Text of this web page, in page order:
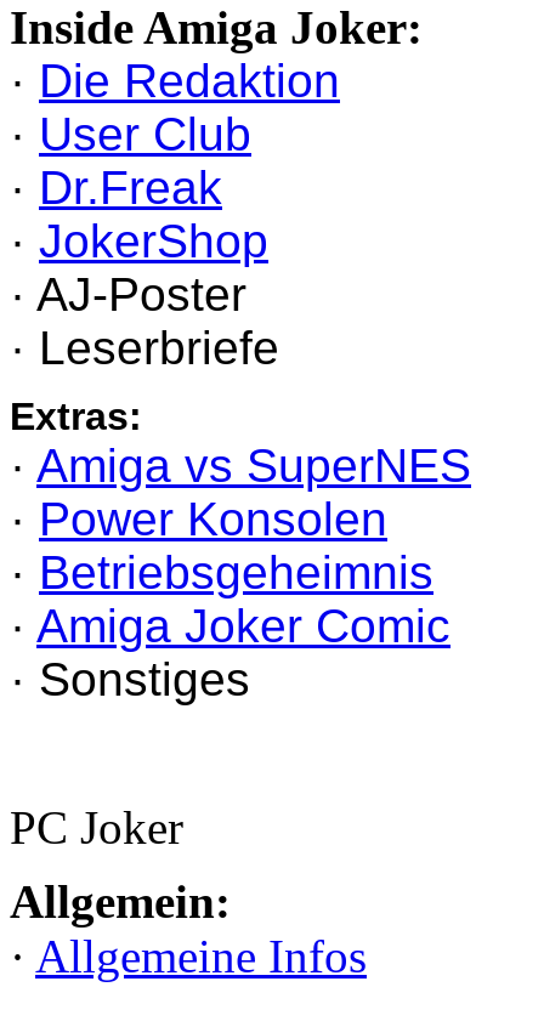
Inside Amiga Joker:
· Die Redaktion
· User Club
· Dr.Freak
· JokerShop
· AJ-Poster
· Leserbriefe
Extras:
· Amiga vs SuperNES
· Power Konsolen
· Betriebsgeheimnis
· Amiga Joker Comic
· Sonstiges
PC Joker
Allgemein:
· Allgemeine Infos